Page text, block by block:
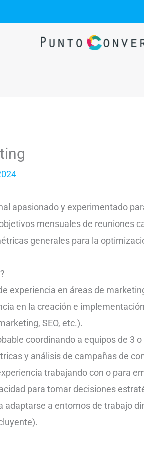
apasionado y experimentado
mensuales de reuniones
generales para la
experiencia en áreas de
en la creación e
SEO, etc.).
coordinando a equipos de 3
y análisis de campañas de
trabajando con o para
para tomar decisiones
adaptarse a entornos de trabajo